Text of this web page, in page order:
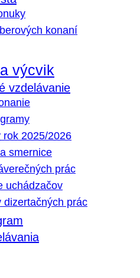
konaní
výcvik
vzdelávanie
rok 2025/2026
smernice
prác
uchádzačov
dizertačných prác